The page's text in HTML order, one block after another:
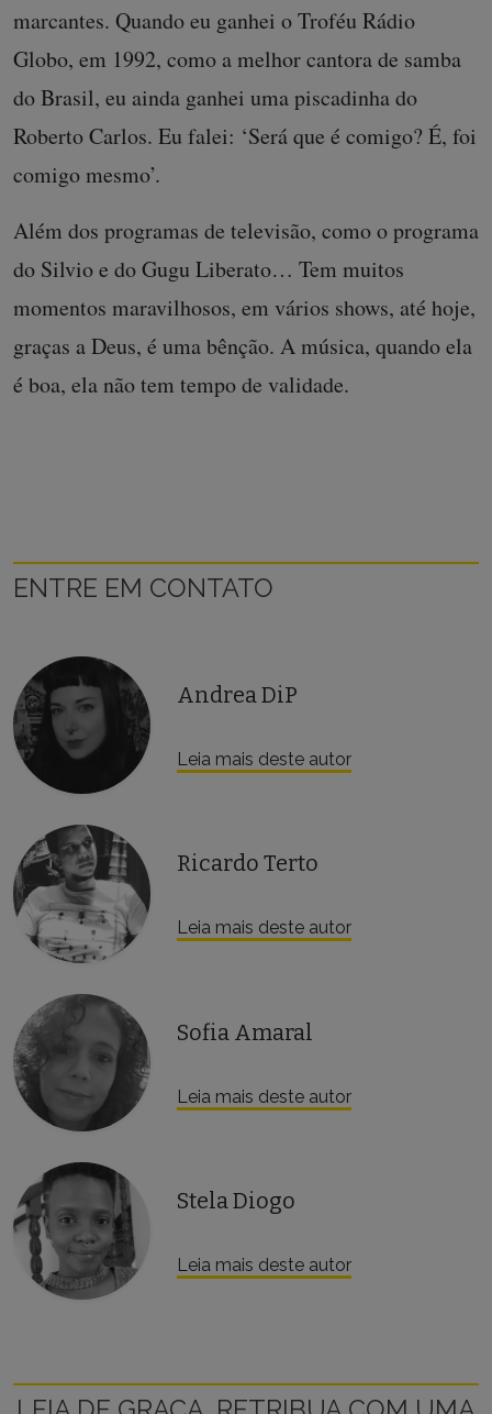
marcantes. Quando eu ganhei o Troféu Rádio
Globo, em 1992, como a melhor cantora de samba
do Brasil, eu ainda ganhei uma piscadinha do
Roberto Carlos. Eu falei: ‘Será que é comigo? É, foi
comigo mesmo’.
Além dos programas de televisão, como o programa
do Silvio e do Gugu Liberato… Tem muitos
momentos maravilhosos, em vários shows, até hoje,
graças a Deus, é uma bênção. A música, quando ela
é boa, ela não tem tempo de validade.
ENTRE EM CONTATO
Andrea DiP
Leia mais deste autor
Ricardo Terto
Leia mais deste autor
Sofia Amaral
Leia mais deste autor
Stela Diogo
Leia mais deste autor